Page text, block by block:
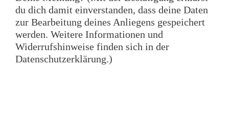
du dich damit einverstanden, dass deine Daten
zur Bearbeitung deines Anliegens gespeichert
werden. Weitere Informationen und
Widerrufshinweise finden sich in der
Datenschutzerklärung.)